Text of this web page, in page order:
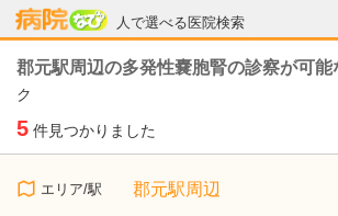
人で選べる医院検索
病院なび
郡元駅周辺の多発性嚢胞腎の診察が可能
ク
5 件見つかりました
エリア/駅 郡元駅周辺